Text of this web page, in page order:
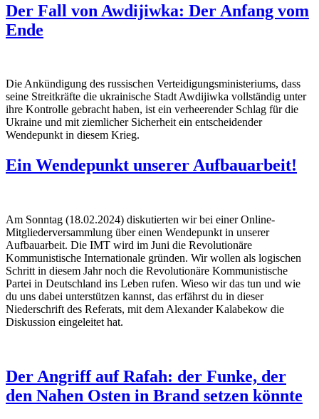
Der Fall von Awdijiwka: Der Anfang vom
Ende
Die Ankündigung des russischen Verteidigungsministeriums, dass
seine Streitkräfte die ukrainische Stadt Awdijiwka vollständig unter
ihre Kontrolle gebracht haben, ist ein verheerender Schlag für die
Ukraine und mit ziemlicher Sicherheit ein entscheidender
Wendepunkt in diesem Krieg.
Ein Wendepunkt unserer Aufbauarbeit!
Am Sonntag (18.02.2024) diskutierten wir bei einer Online-
Mitgliederversammlung über einen Wendepunkt in unserer
Aufbauarbeit. Die IMT wird im Juni die Revolutionäre
Kommunistische Internationale gründen. Wir wollen als logischen
Schritt in diesem Jahr noch die Revolutionäre Kommunistische
Partei in Deutschland ins Leben rufen. Wieso wir das tun und wie
du uns dabei unterstützen kannst, das erfährst du in dieser
Niederschrift des Referats, mit dem Alexander Kalabekow die
Diskussion eingeleitet hat.
Der Angriff auf Rafah: der Funke, der
den Nahen Osten in Brand setzen könnte